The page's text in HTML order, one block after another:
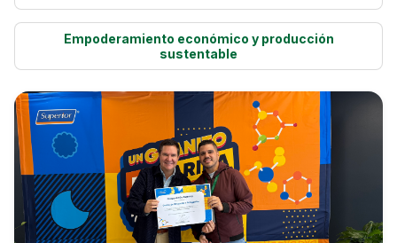
Transparencia
NOTICIAS
CONTACTO
English
Empoderamiento económico y producción
sustentable